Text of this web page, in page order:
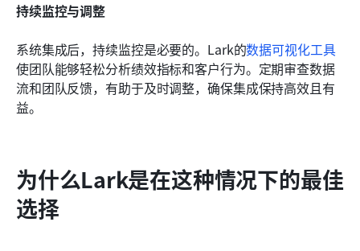
持续监控与调整
系统集成后，持续监控是必要的。Lark的数据可视化工具
使团队能够轻松分析绩效指标和客户行为。定期审查数据
流和团队反馈，有助于及时调整，确保集成保持高效且有
益。
为什么Lark是在这种情况下的最佳
选择